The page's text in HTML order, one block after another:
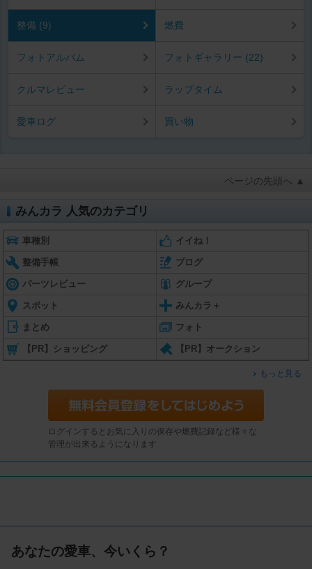
整備 (9) 燃費
フォトアルバム フォトギャラリー (22)
クルマレビュー ラップタイム
愛車ログ 買い物
ページの先頭へ ▲
みんカラ 人気のカテゴリ
車種別 イイね！
整備手帳 ブログ
パーツレビュー グループ
スポット みんカラ＋
まとめ フォト
【PR】ショッピング 【PR】オークション
もっと見る
ログインするとお気に入りの保存や燃費記録など様々な
管理が出来るようになります
あなたの愛車、今いくら？